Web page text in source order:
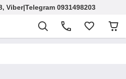
Viber|Telegram 0931498203